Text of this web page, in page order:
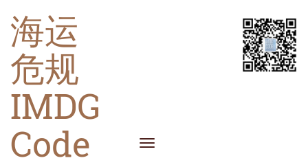
海运
危规
IMDG
Code